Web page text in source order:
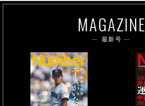
MAGAZINE
最新号